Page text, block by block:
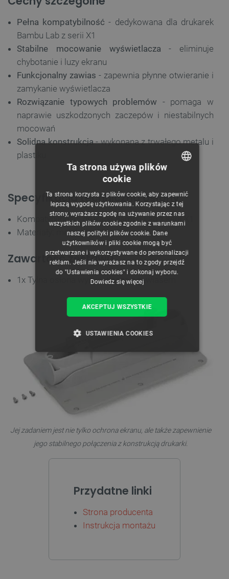
Pełna kompatybilność - dedykowana dla drukarek
Bambu Lab z serii X1
Stabilne mocowanie wyświetlacza - eliminuje
chybotanie i luzy ekranu
Funkcjonalny zawias - zapewnia płynne otwieranie i
zamykanie wyświetlacza
Rozwiązanie typowych problemów - pomaga w
naprawie uszkodzonych zaczepów i niestabilnych
mocowań
Solidna konstrukcja- wykonana z trwałego metalu i
plastiku
Specyfikacja techniczna osłony
Kompatybilność: drukarki Bambu Lab z serii X1
Materiały: metal, plastik
Zawartość zestawu
1x Tylna osłona wyświetlacza z zawiasem
Jej zadaniem jest nie tylko ochrona ekranu, ale także zapewnienie
jego stabilnego połączenia z konstrukcją drukarki.
Przydatne linki
Strona producenta
Instrukcja montażu
CZECH
ENGLISH
GERMAN
Ta strona używa plików
cookie
Ta strona korzysta z plików cookie, aby zapewnić
lepszą wygodę użytkowania. Korzystając z tej
strony, wyrażasz zgodę na używanie przez nas
wszystkich plików cookie zgodnie z warunkami
naszej polityki plików cookie. Dane
użytkowników i pliki cookie mogą być
przetwarzane i wykorzystywane do personalizacji
reklam. Jeśli nie wyrażasz na to zgody przejdź
do "Ustawienia cookies" i dokonaj wyboru.
Dowiedz się więcej
AKCEPTUJ WSZYSTKIE
USTAWIENIA COOKIES
NIEZBĘDNE
FUNKCJONALNOŚĆ
Niezbędne pliki cookie umożliwiają korzystanie z
podstawowych funkcji strony internetowej, takich
Bez niezbędnych plików cookie nie można
prawidłowo korzystać ze strony internetowej.
.botland.com.pl